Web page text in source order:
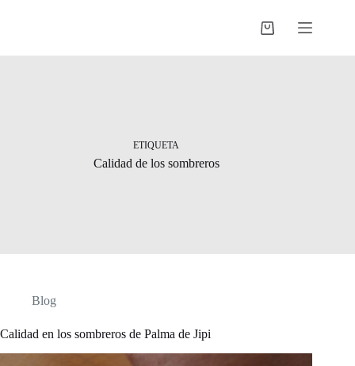
Shopping
ETIQUETA
Calidad de los sombreros
Blog
Calidad en los sombreros de Palma de Jipi